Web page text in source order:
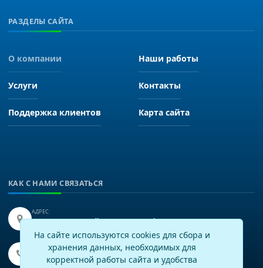
РАЗДЕЛЫ САЙТА
О компании Наши работы
Услуги Контакты
Поддержка клиентов Карта сайта
КАК С НАМИ СВЯЗАТЬСЯ
АДРЕС:
Иркутск, улица Байкальская 249, офис 225.
ТЕЛЕФОН:
+7(3952)43-60-16
На сайте используются cookies для сбора и
хранения данных, необходимых для
корректной работы сайта и удобства